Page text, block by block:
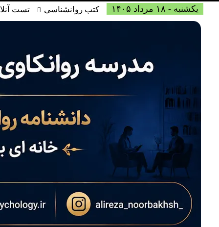
یکشنبه - ۱۸ مرداد ۱۴۰۵ کتب روانشناسی تست